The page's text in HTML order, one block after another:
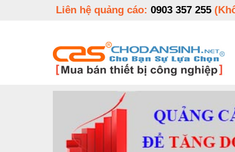
Liên hệ quảng cáo: 0903 357 255